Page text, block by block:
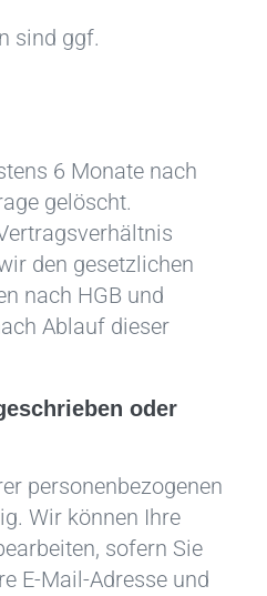
sind ggf.
6 Monate nach
gelöscht.
den gesetzlichen
nach HGB und
Ablauf dieser
oder
personenbezogenen
Wir können Ihre
sofern Sie
E-Mail-Adresse und